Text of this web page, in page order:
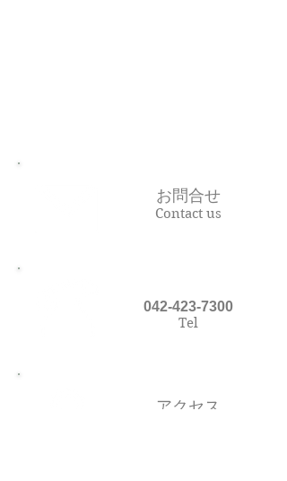
お問合せ
Contact us
​042-423-7300
Tel
アクセス